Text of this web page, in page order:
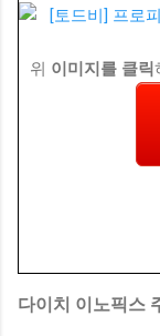
위 이미지를 클릭
다이치 이노픽스